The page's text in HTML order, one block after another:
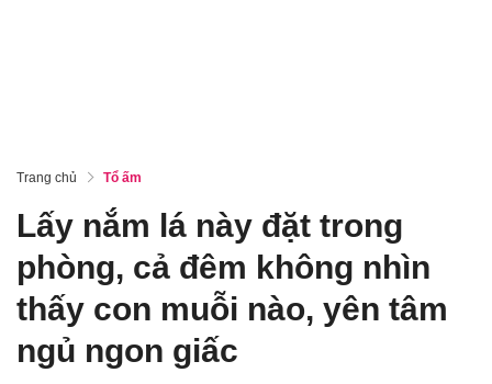
Trang chủ Tổ ấm
Lấy nắm lá này đặt trong
phòng, cả đêm không nhìn
thấy con muỗi nào, yên tâm
ngủ ngon giấc